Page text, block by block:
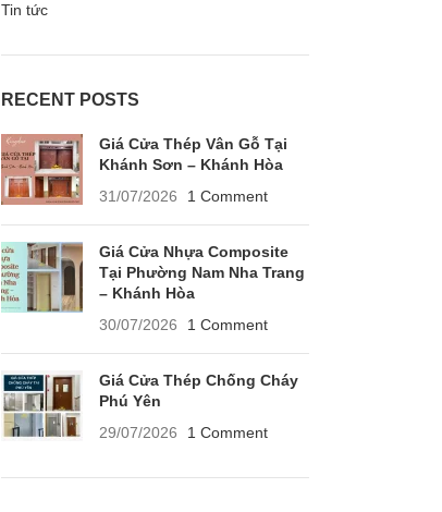
Tin tức
RECENT POSTS
Giá Cửa Thép Vân Gỗ Tại
Khánh Sơn – Khánh Hòa
31/07/2026
1 Comment
Giá Cửa Nhựa Composite
Tại Phường Nam Nha Trang
– Khánh Hòa
30/07/2026
1 Comment
Giá Cửa Thép Chống Cháy
Phú Yên
29/07/2026
1 Comment